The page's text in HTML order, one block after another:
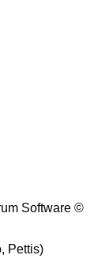
Software ©
Pettis)